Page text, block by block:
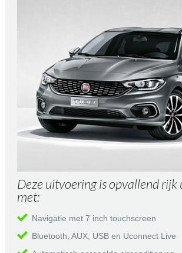
Deze uitvoering is opvallend rijk
met:
Navigatie met 7 inch touchscreen
Bluetooth, AUX, USB en Uconnect Live